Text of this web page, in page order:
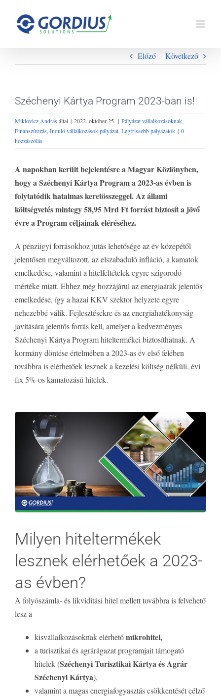
Előző Következő
Széchenyi Kártya Program 2023-ban is!
Miklovicz Andrásáltal | 2022. október 25. | Pályázat vállalkozásoknak
Finanszírozás Induló vállalkozások pályázat Legfrissebb pályázatok | 0
hozzászólás
A napokban került bejelentésre a Magyar Közlönyben,
hogy a Széchenyi Kártya Program a 2023-as évben is
folytatódik hatalmas keretösszeggel. Az állami
költségvetés mintegy 58,95 Mrd Ft forrást biztosít a jövő
évre a Program céljainak eléréséhez.
A pénzügyi forrásokhoz jutás lehetősége az év közepétől
jelentősen megváltozott, az elszabaduló infláció, a kamatok
emelkedése, valamint a hitelfeltételek egyre szigorodó
mértéke miatt. Ehhez még hozzájárul az energiaárak jelentős
emelkedése, így a hazai KKV szektor helyzete egyre
nehezebbé válik. Fejlesztésekre és az energiahatékonyság
javítására jelentős forrás kell, amelyet a kedvezményes
Széchenyi Kártya Program hiteltermékei biztosíthatnak. A
kormány döntése értelmében a 2023-as év első felében
továbbra is elérhetőek lesznek a kezelési költség nélküli, évi
fix 5%-os kamatozású hitelek.
Milyen hiteltermékek
lesznek elérhetőek a 2023-
as évben?
A folyószámla- és likviditási hitel mellett továbbra is felvehető
lesz a
kisvállalkozásoknak elérhetőmikrohitel,
a turisztikai és agrárágazat programjait támogató
hitelek (Széchenyi Turisztikai Kártya és Agrár
Széchenyi Kártya),
valamint a magas energiafogyasztás csökkentését célző